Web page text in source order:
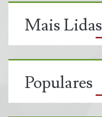
Mais Lidas
Populares